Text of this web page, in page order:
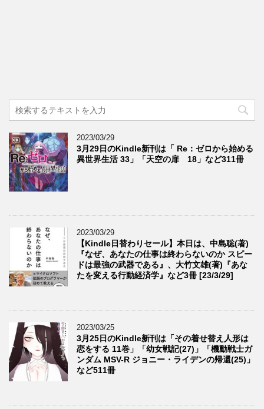
2023/03/29
3月29日のKindle新刊は「 Re：ゼロから始める
異世界生活 33」「天空の扉 18」など311冊
2023/03/29
【Kindle日替わりセール】本日は、中島聡(著)
『なぜ、あなたの仕事は終わらないのか スピー
ドは最強の武器である』、大竹文雄(著)『あな
たを変える行動経済学』など3冊 [23/3/29]
2023/03/25
3月25日のKindle新刊は「その着せ替え人形は
恋をする 11巻」「幼女戦記(27)」「機動戦士ガ
ンダム MSV-R ジョニー・ライデンの帰還(25)」
など511冊